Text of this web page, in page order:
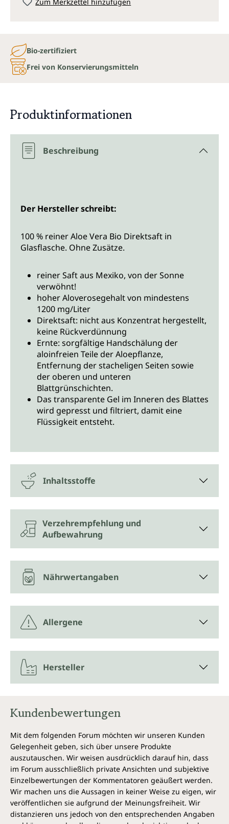
Bio-zertifiziert
Frei von Konservierungsmitteln
Produktinformationen
Beschreibung
Der Hersteller schreibt:
100 % reiner Aloe Vera Bio Direktsaft in
Glasflasche. Ohne Zusätze.
reiner Saft aus Mexiko, von der Sonne
verwöhnt!
hoher Aloverosegehalt von mindestens
1200 mg/Liter
Direktsaft: nicht aus Konzentrat hergestellt,
keine Rückverdünnung
Ernte: sorgfältige Handschälung der
aloinfreien Teile der Aloepflanze,
Entfernung der stacheligen Seiten sowie
der oberen und unteren
Blattgrünschichten.
Das transparente Gel im Inneren des Blattes
wird gepresst und filtriert, damit eine
Flüssigkeit entsteht.
Inhaltsstoffe
Verzehrempfehlung und
Aufbewahrung
Nährwertangaben
Allergene
Hersteller
Kundenbewertungen
Mit dem folgenden Forum möchten wir unseren Kunden
Gelegenheit geben, sich über unsere Produkte
auszutauschen. Wir weisen ausdrücklich darauf hin, dass
im Forum ausschließlich private Ansichten und subjektive
Einzelbewertungen der Kommentatoren geäußert werden.
Wir machen uns die Aussagen in keiner Weise zu eigen, wir
veröffentlichen sie aufgrund der Meinungsfreiheit. Wir
distanzieren uns jedoch von den entsprechenden Angaben